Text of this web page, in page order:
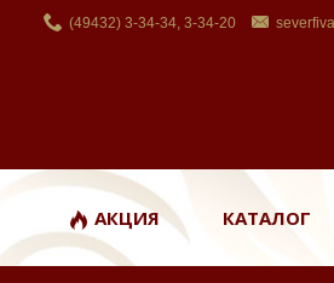
(49432) 3-34-34, 3-34-20
АКЦИЯ КАТАЛОГ